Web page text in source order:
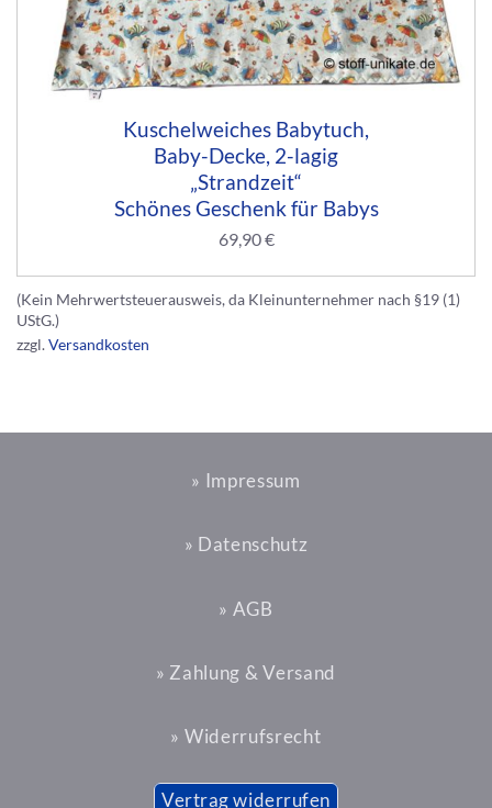
Kuschelweiches Babytuch,
Baby-Decke, 2-lagig
„Strandzeit“
Schönes Geschenk für Babys
69,90€
(Kein Mehrwertsteuerausweis, da Kleinunternehmer nach §19 (1)
UStG.)
zzgl.Versandkosten
» Impressum
» Datenschutz
» AGB
» Zahlung & Versand
» Widerrufsrecht
Vertrag widerrufen